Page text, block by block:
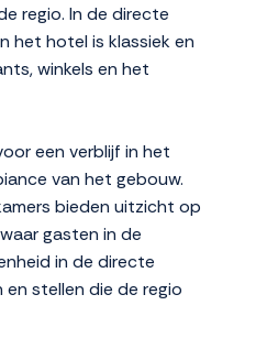
regio. In de directe
het hotel is klassiek en
winkels en het
een verblijf in het
van het gebouw.
bieden uitzicht op
gasten in de
in de directe
stellen die de regio